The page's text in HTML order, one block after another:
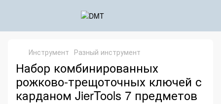
Инструмент Разный инструмент
Набор комбинированных
рожково-трещоточных ключей с
карданом JierTools 7 предметов